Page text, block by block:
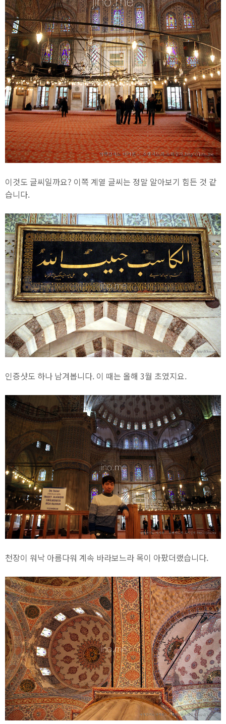
이것도 글씨일까요? 이쪽 계열 글씨는 정말 알아보기 힘든 것 같
습니다.
인증샷도 하나 남겨봅니다. 이 때는 올해 3월 초였지요.
천장이 워낙 아름다워 계속 바라보느라 목이 아팠더랬습니다.